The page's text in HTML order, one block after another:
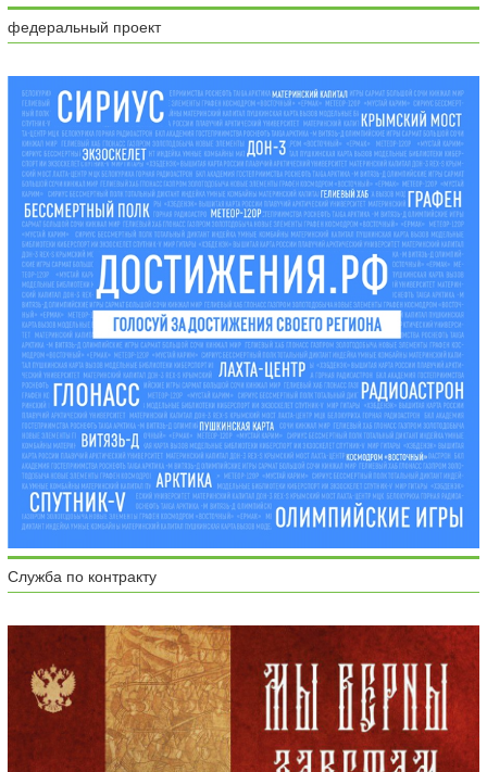
федеральный проект
Служба по контракту